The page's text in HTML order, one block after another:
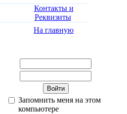
Контакты и
Реквизиты
На главную
Запомнить меня на этом
компьютере